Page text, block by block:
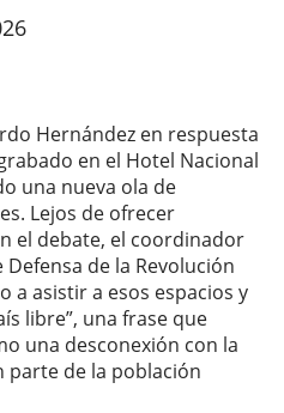
Hernández en respuesta
en el Hotel Nacional
una nueva ola de
Lejos de ofrecer
el debate, el coordinador
de la Revolución
a asistir a esos espacios y
libre”, una frase que
una desconexión con la
parte de la población